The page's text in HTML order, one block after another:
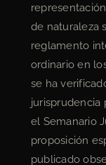
de naturaleza
reglamento
ordinario en
se ha
jurisprudencia
el Semanario
proposición
publicado